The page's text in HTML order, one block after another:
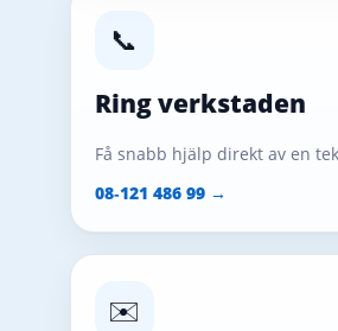
📞
Ring verkstaden
Få snabb hjälp direkt av en
08‑121 486 99 →
✉️